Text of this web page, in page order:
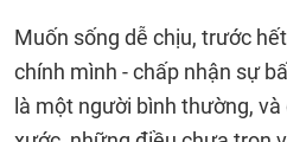
Muốn sống dễ chịu, trước
chính mình - chấp nhận sự
là một người bình thường,